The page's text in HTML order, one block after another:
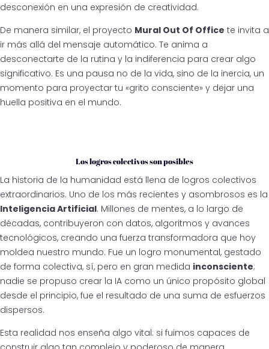
desconexión en una expresión de creatividad.
De manera similar, el proyecto Mural Out Of Office te invita a
ir más allá del mensaje automático. Te anima a
desconectarte de la rutina y la indiferencia para crear algo
significativo. Es una pausa no de la vida, sino de la inercia, un
momento para proyectar tu «grito consciente» y dejar una
huella positiva en el mundo.
Los logros colectivos son posibles
La historia de la humanidad está llena de logros colectivos
extraordinarios. Uno de los más recientes y asombrosos es la
Inteligencia Artificial. Millones de mentes, a lo largo de
décadas, contribuyeron con datos, algoritmos y avances
tecnológicos, creando una fuerza transformadora que hoy
moldea nuestro mundo. Fue un logro monumental, gestado
de forma colectiva, sí, pero en gran medida inconsciente;
nadie se propuso crear la IA como un único propósito global
desde el principio, fue el resultado de una suma de esfuerzos
dispersos.
Esta realidad nos enseña algo vital: si fuimos capaces de